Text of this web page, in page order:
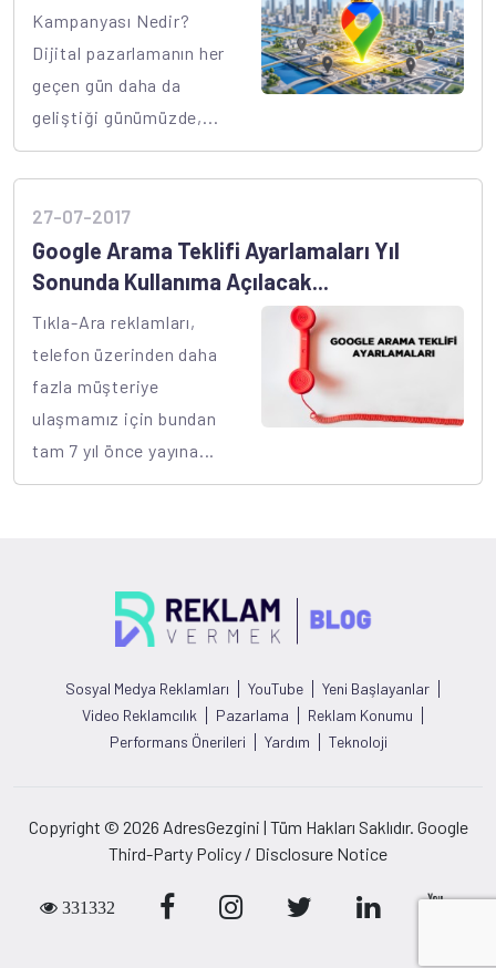
Kampanyası Nedir?
Dijital pazarlamanın her
geçen gün daha da
geliştiği günümüzde,...
27-07-2017
Google Arama Teklifi Ayarlamaları Yıl
Sonunda Kullanıma Açılacak...
Tıkla-Ara reklamları,
telefon üzerinden daha
fazla müşteriye
ulaşmamız için bundan
tam 7 yıl önce yayına...
Sosyal Medya Reklamları YouTube
Yeni Başlayanlar
Video Reklamcılık
Pazarlama
Reklam Konumu
Performans Önerileri
Yardım Teknoloji
Copyright © 2026 AdresGezgini | Tüm Hakları Saklıdır. Google
Third-Party Policy / Disclosure Notice
331332